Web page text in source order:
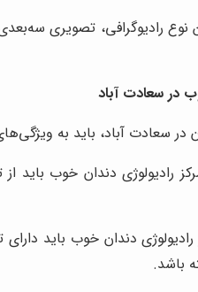
نوع رادیوگرافی، تصویری
در سعادت آباد
در سعادت آباد، باید به
رادیولوژی دندان خوب باید
دندان خوب باید
باشد.